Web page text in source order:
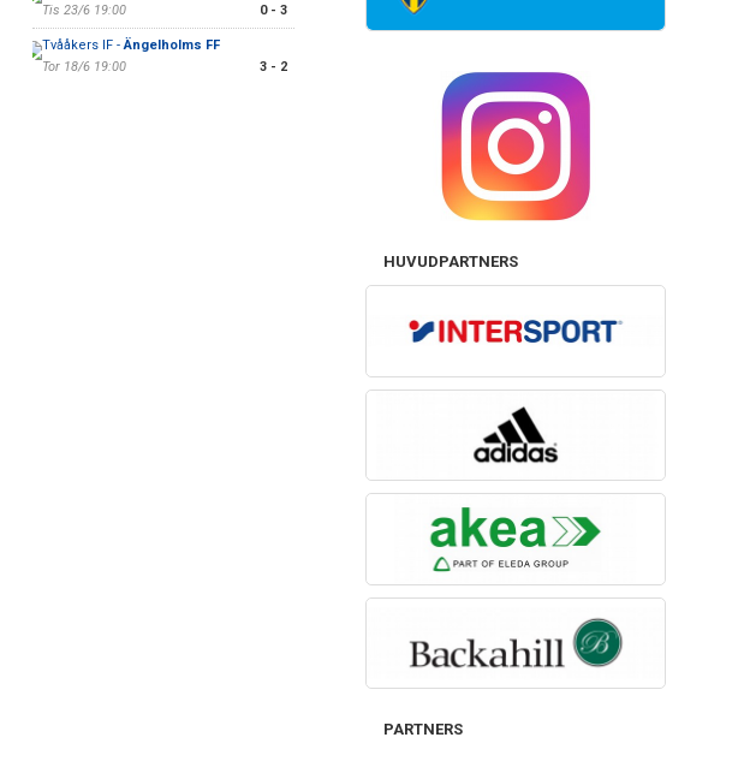
Tis 23/6 19:00
0 - 3
Tvååkers IF -Ängelholms FF
Tor 18/6 19:00
3 - 2
HUVUDPARTNERS
PARTNERS